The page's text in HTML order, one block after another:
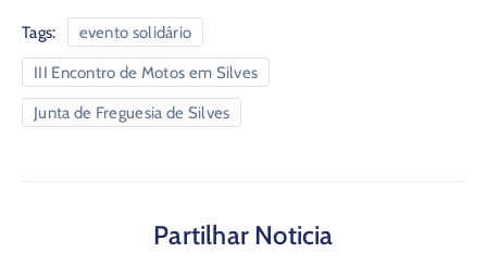
Tags: evento solidário
III Encontro de Motos em Silves
Junta de Freguesia de Silves
Partilhar Noticia